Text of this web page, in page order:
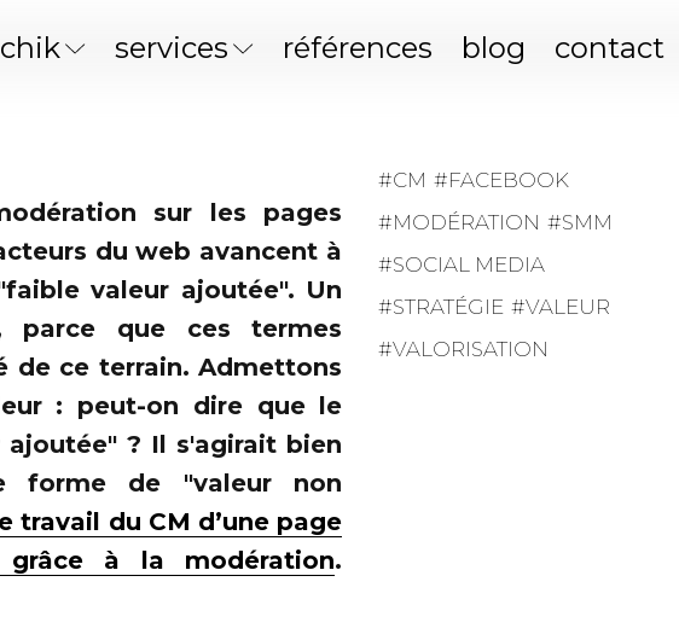
services références blog contact
sur les pages
du web avancent à
valeur ajoutée". Un
parce que ces termes
de ce terrain. Admettons
: peut-on dire que le
? Il s'agirait bien
forme de "valeur non
travail du CM d’une page
à la modération.
CM
FACEBOOK
MODÉRATION
SMM
SOCIAL MEDIA
STRATÉGIE
VALEUR
VALORISATION